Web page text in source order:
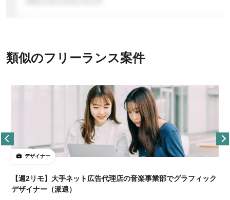
類似のフリーランス案件
デザイナー
【週2リモ】大手ネット広告代理店の音楽事業部でグラフィック
デザイナー（派遣）